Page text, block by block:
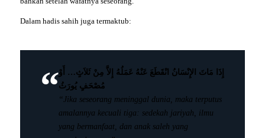
Dalam hadis sahih juga termaktub:
إِذَا مَاتَ الإِنْسَانُ انْقَطَعَ عَنْهُ عَمَلُهُ إِلاَّ مِنْ ثَلاَثٍ… أَوْ
مُصْحَفٍ يُورَثُ
“Jika seseorang meninggal dunia, maka terputus
amalannya kecuali tiga: sedekah jariyah, ilmu
yang bermanfaat, dan anak saleh yang